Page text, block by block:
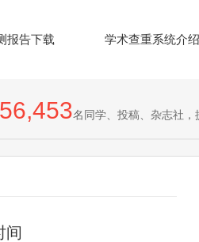
报告下载 学术查重系统介绍
名同学、投稿、杂志社，
间